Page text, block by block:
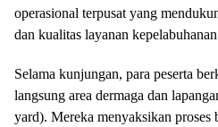
operasional terpusat yang
dan kualitas layanan
Selama kunjungan, para peserta
langsung area dermaga dan
yard). Mereka menyaksikan proses